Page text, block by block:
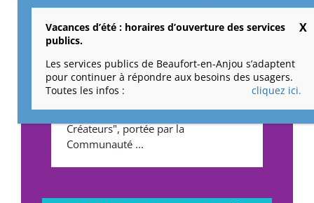
ouvert ses portes
entreprises et aux porteurs de
projets ouvre ses portes à Beaufort-
en-Anjou. Située dans la zone Actival
à Beaufort-en-Anjou, "Cap
Créateurs", portée par la
Communauté ...
Vacances d’été : horaires d’ouverture des services
publics.
Les services publics de Beaufort-en-Anjou s’adaptent
pour continuer à répondre aux besoins des usagers.
Toutes les infos :
cliquez ici.